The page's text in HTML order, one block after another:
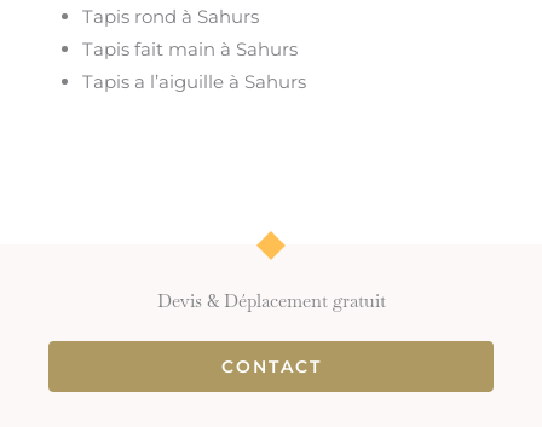
Tapis rond à Sahurs
Tapis fait main à Sahurs
Tapis a l’aiguille à Sahurs
Devis & Déplacement gratuit
CONTACT